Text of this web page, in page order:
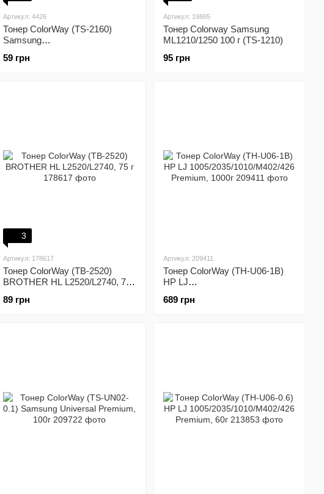
Артикул: 4426
Тонер ColorWay (TS-2160)
Samsung
г
59 грн
Артикул: 19865
Тонер Colorway Samsung
ML1210/1250 100 г (TS-1210)
95 грн
3
Артикул: 178617
Тонер ColorWay (TB-2520)
BROTHER HL L2520/L2740, 75
89 грн
Артикул: 209411
Тонер ColorWay (TH-U06-1B)
HP LJ
Premium, 1000г
689 грн